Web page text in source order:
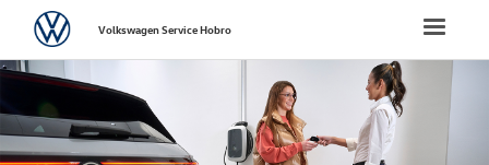
FORSIDE
BRUGTE BILER
Toggle
VolkswagenVolkswagen Service Hobro